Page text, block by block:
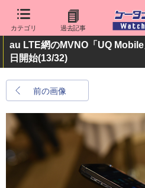
カテゴリ 過去記事
au LTE網のMVNO「UQ
日開始(13/32)
前の画像